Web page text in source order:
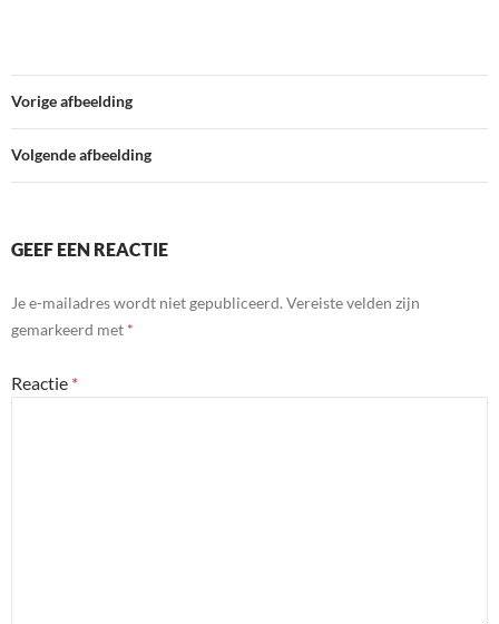
Vorige afbeelding
Volgende afbeelding
GEEF EEN REACTIE
Je e-mailadres wordt niet gepubliceerd.Vereiste velden zijn
gemarkeerd met *
Reactie *